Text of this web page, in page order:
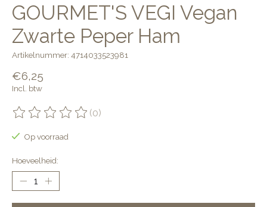
GOURMET'S VEGI Vegan
Zwarte Peper Ham
Artikelnummer: 4714033523981
€6,25
Incl. btw
De beoordeling van dit product is
(0)
Op voorraad
Hoeveelheid: